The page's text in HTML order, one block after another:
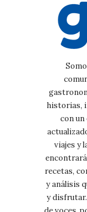
historias,
con
viajes y
recetas,
y análisis
y